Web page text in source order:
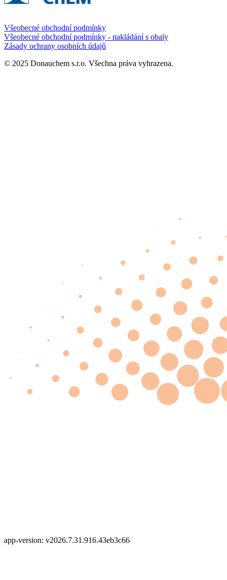
Všeobecné obchodní podmínky
Všeobecné obchodní podmínky - nakládání s obaly
Zásady ochrany osobních údajů
© 2025 Donauchem s.r.o. Všechna práva vyhrazena.
app-version: v2026.7.31.916.43eb3c66